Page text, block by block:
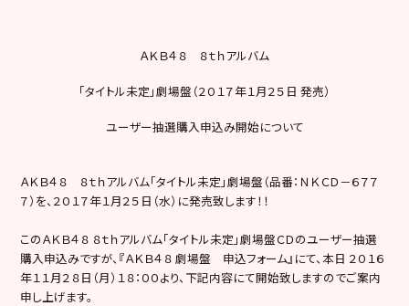
ＡＫＢ４８ ８ｔｈアルバム
「タイトル未定」劇場盤（２０１７年１月２５日 発売）
ユーザー抽選購入申込み開始について
ＡＫＢ４８ ８ｔｈアルバム「タイトル未定」劇場盤（品番：ＮＫＣＤ－６７７
７）を、２０１７年１月２５日（水）に発売致します！！
このＡＫＢ４８ ８ｔｈアルバム「タイトル未定」劇場盤ＣＤのユーザー抽選
購入申込みですが、『ＡＫＢ４８ 劇場盤 申込フォーム』にて、本日 ２０１６
年１１月２８日（月）１８：００より、下記内容にて開始致しますのでご案内
申し上げます。